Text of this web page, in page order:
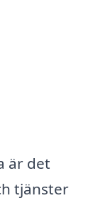
är det
tjänster